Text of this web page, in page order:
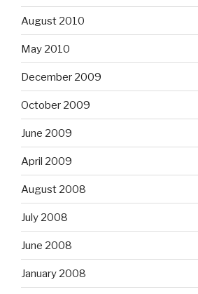
August 2010
May 2010
December 2009
October 2009
June 2009
April 2009
August 2008
July 2008
June 2008
January 2008